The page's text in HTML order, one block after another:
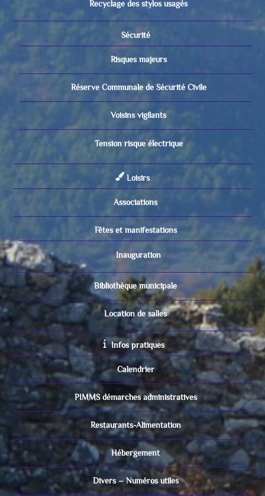
Recyclage des stylos usagés
Sécurité
Risques majeurs
Réserve Communale de Sécurité Civile
Voisins vigilants
Tension risque électrique
Loisirs
Associations
Fêtes et manifestations
Inauguration
Bibliothèque municipale
Location de salles
Infos pratiques
Calendrier
PIMMS démarches administratives
Restaurants-Alimentation
Hébergement
Divers – Numéros utiles